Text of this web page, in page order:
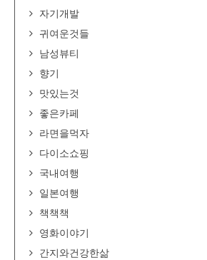
자기개발
귀여운것들
남성뷰티
향기
맛있는것
좋은카페
라면을먹자
다이소쇼핑
국내여행
일본여행
책책책
영화이야기
간지와건강한삶